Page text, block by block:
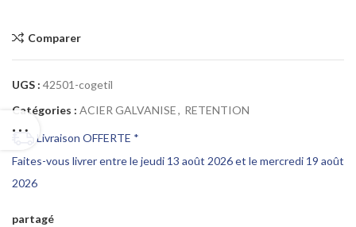
Comparer
UGS : 42501-cogetil
Catégories : ACIER GALVANISE, RETENTION
Livraison OFFERTE *
Faites-vous livrer entre le jeudi 13 août 2026 et le mercredi 19 août
2026
partagé